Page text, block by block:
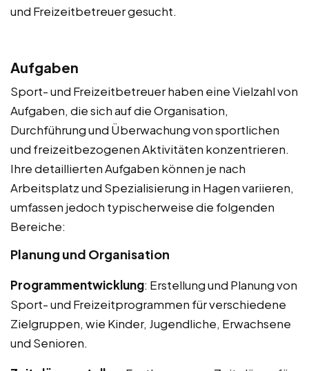
und Freizeitbetreuer gesucht.
Aufgaben
Sport- und Freizeitbetreuer haben eine Vielzahl von
Aufgaben, die sich auf die Organisation,
Durchführung und Überwachung von sportlichen
und freizeitbezogenen Aktivitäten konzentrieren.
Ihre detaillierten Aufgaben können je nach
Arbeitsplatz und Spezialisierung in Hagen variieren,
umfassen jedoch typischerweise die folgenden
Bereiche:
Planung und Organisation
Programmentwicklung: Erstellung und Planung von
Sport- und Freizeitprogrammen für verschiedene
Zielgruppen, wie Kinder, Jugendliche, Erwachsene
und Senioren.